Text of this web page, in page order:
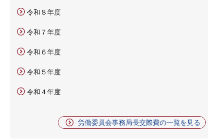
令和８年度
令和７年度
令和６年度
令和５年度
令和４年度
労働委員会事務局長交際費の一覧を見る